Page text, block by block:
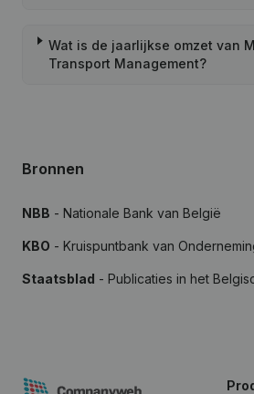
Wat is de jaarlijkse omzet van
Transport Management?
Bronnen
NBB - Nationale Bank van België
KBO - Kruispuntbank van
Staatsblad - Publicaties in het